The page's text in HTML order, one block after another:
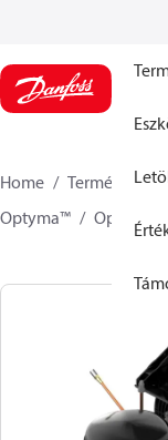
Home Termékek
Optyma™
Optyma™